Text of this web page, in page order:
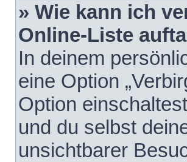
» Wie kann ich
Online-Liste
In deinem
eine Option
Option
und du selbst
unsichtbarer